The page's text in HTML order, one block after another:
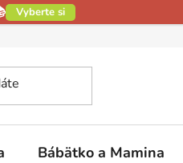
Vyberte si
Bábätko a Mamina